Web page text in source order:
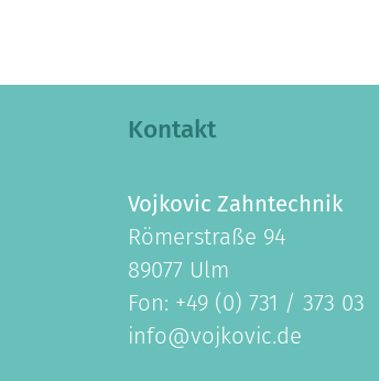
Kontakt
Vojkovic Zahntechnik
Römerstraße 94
89077 Ulm
Fon: +49 (0) 731 / 373 03
info@vojkovic.de